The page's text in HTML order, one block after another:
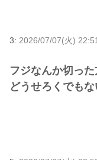
3: 2026/07/07(火)
フジなんか切った
どうせろくでも